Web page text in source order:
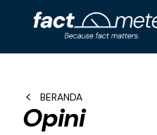
BERANDA
Opini